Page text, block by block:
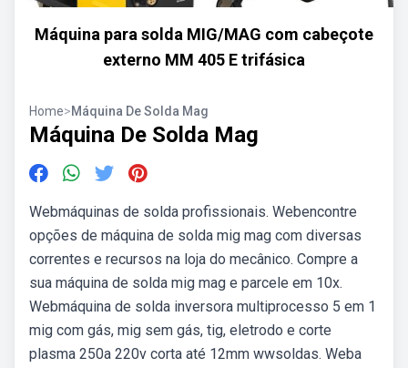
Máquina para solda MIG/MAG com cabeçote
externo MM 405 E trifásica
Home>Máquina De Solda Mag
Máquina De Solda Mag
Webmáquinas de solda profissionais. Webencontre
opções de máquina de solda mig mag com diversas
correntes e recursos na loja do mecânico. Compre a
sua máquina de solda mig mag e parcele em 10x.
Webmáquina de solda inversora multiprocesso 5 em 1
mig com gás, mig sem gás, tig, eletrodo e corte
plasma 250a 220v corta até 12mm wwsoldas. Weba